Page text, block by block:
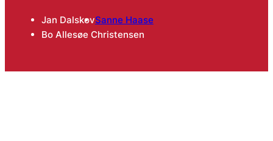
Jan DalskovSanne Haase
Bo Allesøe Christensen